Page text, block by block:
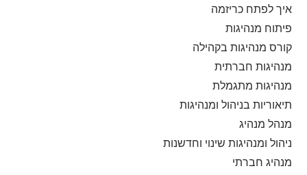
איך לפתח כריזמה
פיתוח מנהיגות
קורס מנהיגות בקהילה
מנהיגות חברתית
מנהיגות מתגמלת
תיאוריות בניהול ומנהיגות
מנהל מנהיג
ניהול ומנהיגות שינוי וחדשנות
מנהיג חברתי